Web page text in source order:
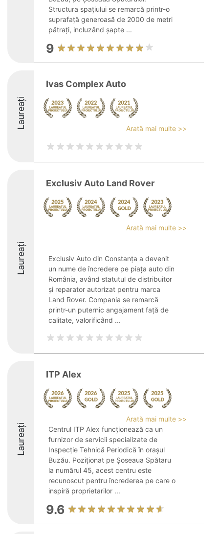
Structura spațiului se remarcă printr-o
suprafață generoasă de 2000 de metri
pătrați, incluzând șapte ...
9
Laureați
Ivas Complex Auto
Arată mai multe >>
Laureați
Exclusiv Auto Land Rover
Arată mai multe >>
Exclusiv Auto din Constanța a devenit
un nume de încredere pe piața auto din
România, având statutul de distribuitor
și reparator autorizat pentru marca
Land Rover. Compania se remarcă
printr-un puternic angajament față de
calitate, valorificând ...
Laureați
ITP Alex
Arată mai multe >>
Centrul ITP Alex funcționează ca un
furnizor de servicii specializate de
Inspecție Tehnică Periodică în orașul
Buzău. Poziționat pe Șoseaua Spătaru
la numărul 45, acest centru este
recunoscut pentru încrederea pe care o
inspiră proprietarilor ...
9.6